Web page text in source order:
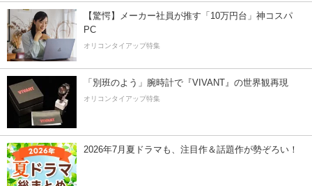
【驚愕】メーカー社員が推す「10万円台」神コスパ
PC
オリコンタイアップ特集
「別班のよう」腕時計で『VIVANT』の世界観再現
オリコンタイアップ特集
2026年7月夏ドラマも、注目作＆話題作が勢ぞろい！